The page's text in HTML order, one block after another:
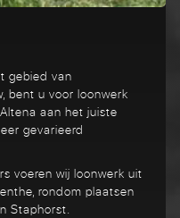
gebied van
bent u voor loonwerk
aan het juiste
gevarieerd
voeren wij loonwerk uit
rondom plaatsen
Staphorst.